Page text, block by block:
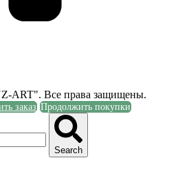
Все права защищены.
заказ Продолжить покупки
Search